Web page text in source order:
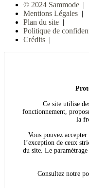
© 2024 Sammode |
Mentions Légales |
Plan du site |
Politique de
Crédits |
Ce site utilise
fonctionnement,
la
Vous pouvez
l’exception de ceux
du site. Le paramétrage
Consultez notre